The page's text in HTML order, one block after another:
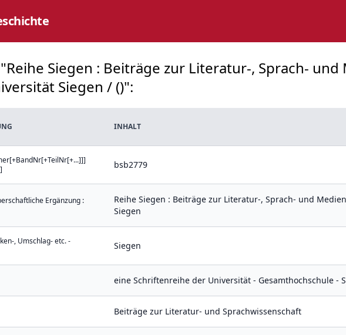
Siegen : Beiträge zur Literatur-, Sprach-
Siegen / ()":
INHALT
bsb2779
Ergänzung :
Reihe Siegen : Beiträge zur Literatur-, Sprach- und
Siegen
, Umschlag- etc. -
Siegen
eine Schriftenreihe der Universität - Gesamthochschule -
Beiträge zur Literatur- und Sprachwissenschaft